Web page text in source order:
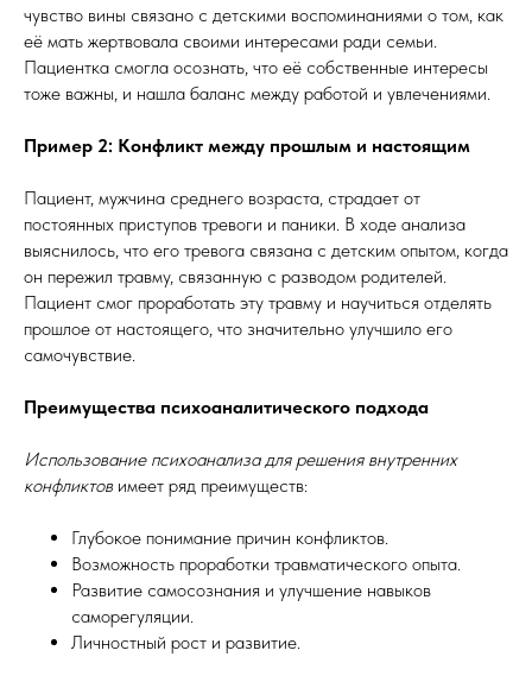
чувство вины связано с детскими воспоминаниями о том, как
её мать жертвовала своими интересами ради семьи.
Пациентка смогла осознать, что её собственные интересы
тоже важны, и нашла баланс между работой и увлечениями.
Пример 2: Конфликт между прошлым и настоящим
Пациент, мужчина среднего возраста, страдает от
постоянных приступов тревоги и паники. В ходе анализа
выяснилось, что его тревога связана с детским опытом, когда
он пережил травму, связанную с разводом родителей.
Пациент смог проработать эту травму и научиться отделять
прошлое от настоящего, что значительно улучшило его
самочувствие.
Преимущества психоаналитического подхода
Использование психоанализа для решения внутренних
конфликтов имеет ряд преимуществ:
Глубокое понимание причин конфликтов.
Возможность проработки травматического опыта.
Развитие самосознания и улучшение навыков
саморегуляции.
Личностный рост и развитие.